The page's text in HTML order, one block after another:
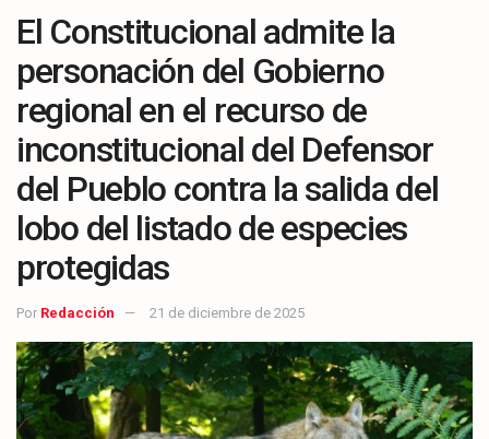
El Constitucional admite la
personación del Gobierno
regional en el recurso de
inconstitucional del Defensor
del Pueblo contra la salida del
lobo del listado de especies
protegidas
Por Redacción 21 de diciembre de 2025